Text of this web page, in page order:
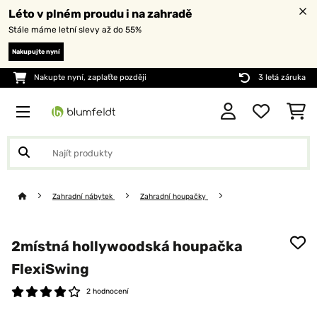
Léto v plném proudu i na zahradě
Stále máme letní slevy až do 55%
Nakupujte nyní
Nakupte nyní, zaplaťte později 3 letá záruka
Zahradní nábytek Zahradní houpačky
2místná hollywoodská houpačka
FlexiSwing
2 hodnocení